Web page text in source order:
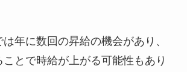
年に数回の昇給の機会があり、
とで時給が上がる可能性もあり